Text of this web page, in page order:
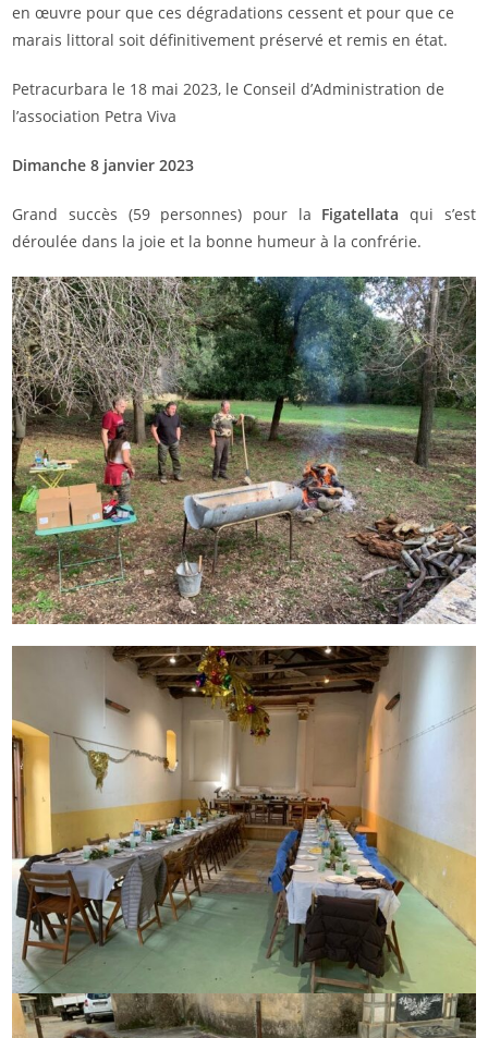
en œuvre pour que ces dégradations cessent et pour que ce
marais littoral soit définitivement préservé et remis en état.
Petracurbara le 18 mai 2023, le Conseil d’Administration de
l’association Petra Viva
Dimanche 8 janvier 2023
Grand succès (59 personnes) pour la Figatellata qui s’est
déroulée dans la joie et la bonne humeur à la confrérie.